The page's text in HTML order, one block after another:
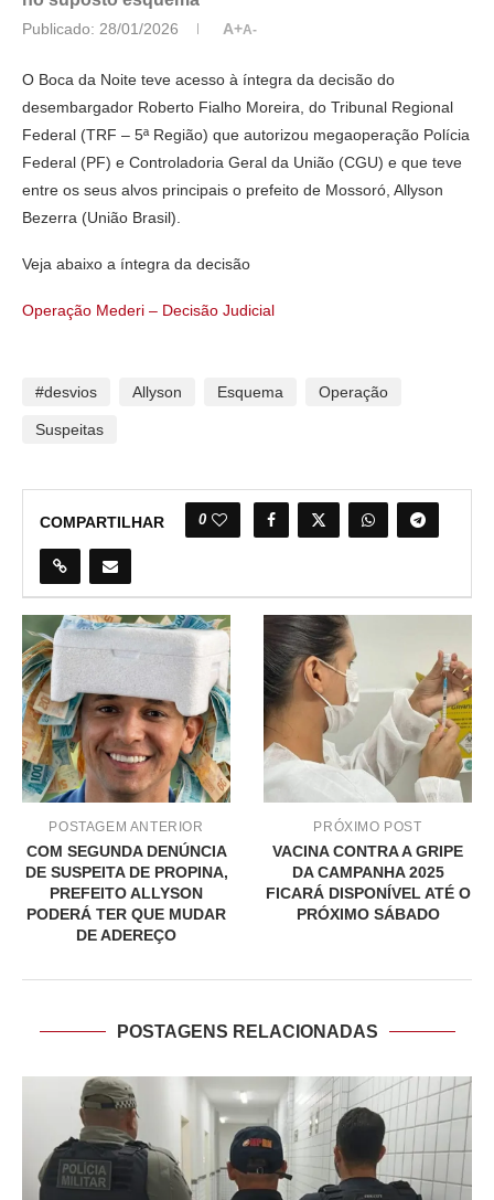
Publicado: 28/01/2026 A+A-
O Boca da Noite teve acesso à íntegra da decisão do
desembargador Roberto Fialho Moreira, do Tribunal Regional
Federal (TRF – 5ª Região) que autorizou megaoperação Polícia
Federal (PF) e Controladoria Geral da União (CGU) e que teve
entre os seus alvos principais o prefeito de Mossoró, Allyson
Bezerra (União Brasil).
Veja abaixo a íntegra da decisão
Operação Mederi – Decisão Judicial
#desvios Allyson Esquema Operação
Suspeitas
COMPARTILHAR 0
POSTAGEM ANTERIOR
COM SEGUNDA DENÚNCIA
DE SUSPEITA DE PROPINA,
PREFEITO ALLYSON
PODERÁ TER QUE MUDAR
DE ADEREÇO
PRÓXIMO POST
VACINA CONTRA A GRIPE
DA CAMPANHA 2025
FICARÁ DISPONÍVEL ATÉ O
PRÓXIMO SÁBADO
POSTAGENS RELACIONADAS